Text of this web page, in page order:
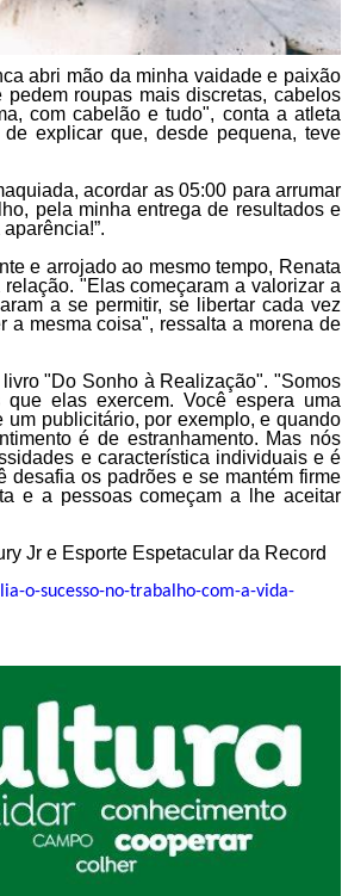
abri mão da minha vaidade e paixão
roupas mais discretas, cabelos
com cabelão e tudo", conta a atleta
explicar que, desde pequena, teve
acordar as 05:00 para arrumar
pela minha entrega de resultados e
e arrojado ao mesmo tempo, Renata
"Elas começaram a valorizar a
a se permitir, se libertar cada vez
a mesma coisa", ressalta a morena de
"Do Sonho à Realização". "Somos
elas exercem. Você espera uma
publicitário, por exemplo, e quando
é de estranhamento. Mas nós
e característica individuais e é
desafia os padrões e se mantém firme
e a pessoas começam a lhe aceitar
Jr e Esporte Espetacular da Record
o-sucesso-no-trabalho-com-a-vida-